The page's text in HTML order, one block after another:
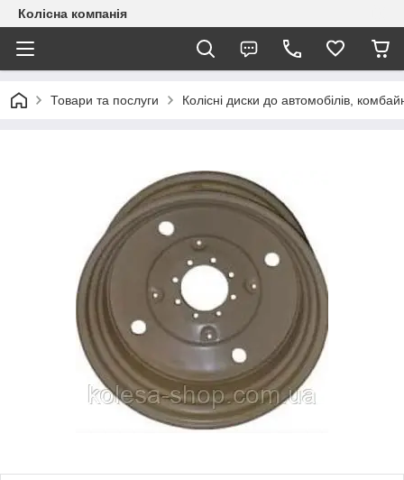
Колісна компанія
Товари та послуги Колісні диски до автомобілів,